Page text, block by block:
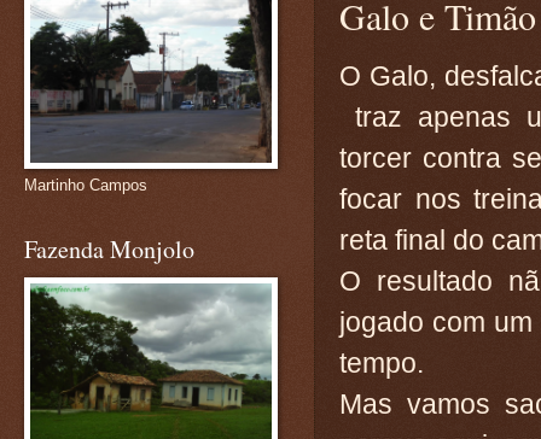
Galo e Timão
O Galo,
traz apenas
torcer contra
focar nos
reta final do
O resultado
jogado com
tempo.
Mas vamos
Martinho Campos
Fazenda Monjolo